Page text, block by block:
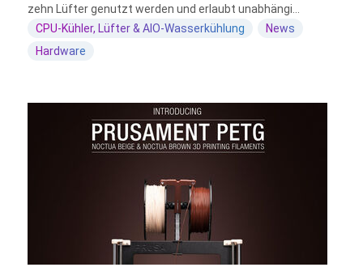
zehn Lüfter genutzt werden und erlaubt unabhängi...
CPU-Kühler, Lüfter & AIO-Wasserkühlung
News
Hardware